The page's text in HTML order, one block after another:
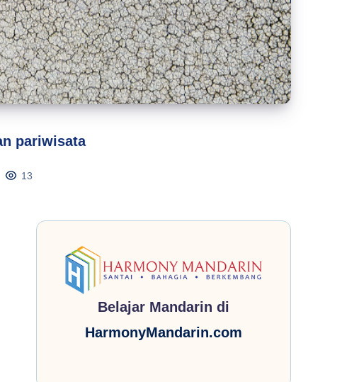
pariwisata
13
Belajar Mandarin di
HarmonyMandarin.com